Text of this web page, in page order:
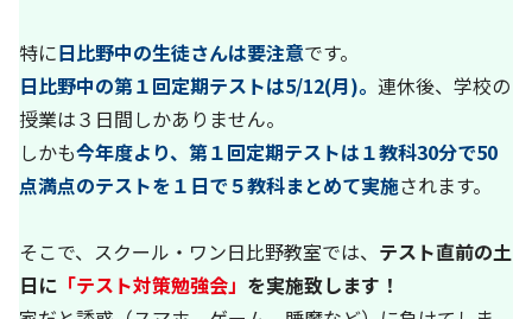
特に日比野中の生徒さんは要注意です。
日比野中の第１回定期テストは5/12(月)。 連休後、学校の
授業は３日間しかありません。
しかも今年度より、第１回定期テストは１教科30分で50
点満点のテストを１日で５教科まとめて実施されます。
そこで、スクール・ワン日比野教室では、 テスト直前の土
日に 「テスト対策勉強会」 を実施致します！